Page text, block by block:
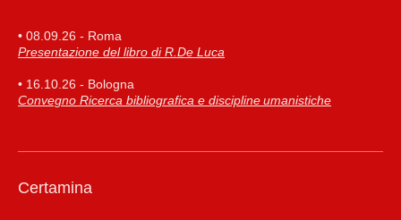
• 08.09.26 - Roma
Presentazione del libro di R.De Luca
• 16.10.26 - Bologna
Convegno Ricerca bibliografica e discipline umanistiche
Certamina